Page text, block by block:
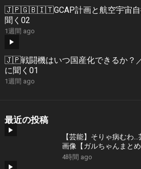
🇯🇵🇬🇧🇮🇹GCAP計画と航空宇宙自
聞く02
1週間 ago
🇯🇵戦闘機はいつ国産化できるか？
に聞く01
1週間 ago
最近の投稿
【芸能】そりゃ病むわ
画像【ガルちゃんまとめ
4時間 ago